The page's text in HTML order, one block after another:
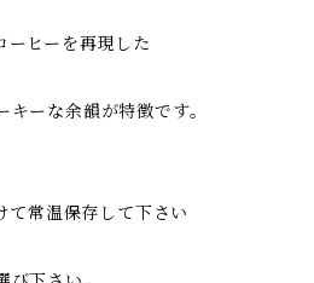
ーヒーを再現した
ーな余韻が特徴です。
て常温保存して下さい